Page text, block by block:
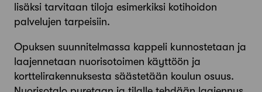
lisäksi tarvitaan tiloja esimerkiksi kotihoidon
palvelujen tarpeisiin.
Opuksen suunnitelmassa kappeli kunnostetaan ja
laajennetaan nuorisotoimen käyttöön ja
korttelirakennuksesta säästetään koulun osuus.